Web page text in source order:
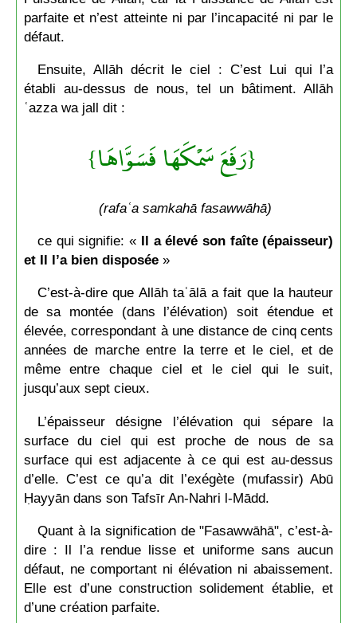
parfaite et n’est atteinte ni par l’incapacité ni par le
défaut.
Ensuite, Allāh décrit le ciel : C’est Lui qui l’a
établi au-dessus de nous, tel un bâtiment. Allāh
ʿazza wa jall dit :
{رَفَعَ سَمْكَهَا فَسَوَّاهَا}
(rafaʿa samkahā fasawwāhā)
ce qui signifie: « Il a élevé son faîte (épaisseur)
et Il l’a bien disposée»
C’est-à-dire que Allāh taʿālā a fait que la hauteur
de sa montée (dans l’élévation) soit étendue et
élevée, correspondant à une distance de cinq cents
années de marche entre la terre et le ciel, et de
même entre chaque ciel et le ciel qui le suit,
jusqu’aux sept cieux.
L’épaisseur désigne l’élévation qui sépare la
surface du ciel qui est proche de nous de sa
surface qui est adjacente à ce qui est au-dessus
d’elle. C’est ce qu’a dit l’exégète (mufassir) Abū
Ḥayyān dans son Tafsīr An-Nahri l-Mādd.
Quant à la signification de "Fasawwāhā", c’est-à-
dire : Il l’a rendue lisse et uniforme sans aucun
défaut, ne comportant ni élévation ni abaissement.
Elle est d’une construction solidement établie, et
d’une création parfaite.